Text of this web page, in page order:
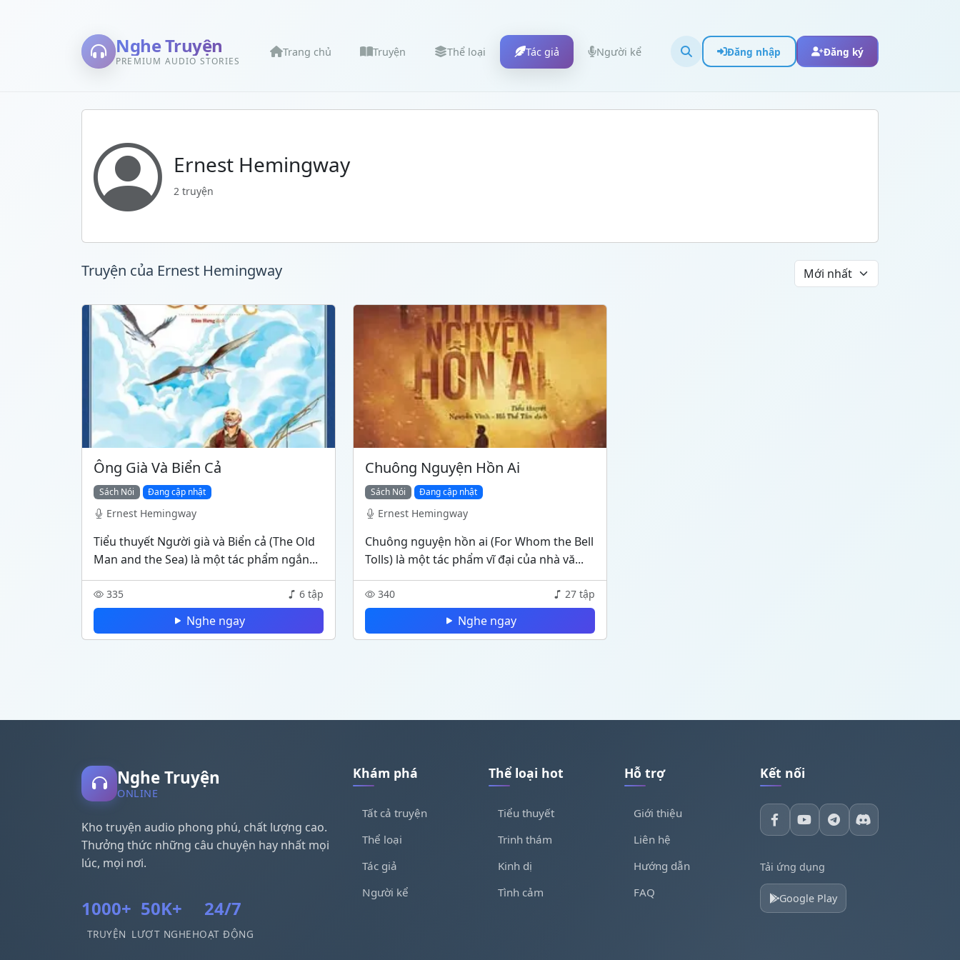
Nghe Truyện
PREMIUM AUDIO STORIES
Trang chủ Truyện Thể loại Tác giả Người kể Đăng nhập Đăng ký
Ernest Hemingway
2 truyện
Truyện của Ernest Hemingway
Ông Già Và Biển Cả
Sách Nói Đang cập nhật
Ernest Hemingway
Tiểu thuyết Người già và Biển cả (The Old
Man and the Sea) là một tác phẩm ngắn...
335 6 tập
Nghe ngay
Chuông Nguyện Hồn Ai
Sách Nói Đang cập nhật
Ernest Hemingway
Chuông nguyện hồn ai (For Whom the Bell
Tolls) là một tác phẩm vĩ đại của nhà vă...
340 27 tập
Nghe ngay
Nghe Truyện
ONLINE
Kho truyện audio phong phú, chất lượng cao.
Thưởng thức những câu chuyện hay nhất mọi
lúc, mọi nơi.
1000+
TRUYỆN
50K+
LƯỢT NGHE
24/7
HOẠT ĐỘNG
Khám phá
Tất cả truyện
Thể loại
Tác giả
Người kể
Thể loại hot
Tiểu thuyết
Trinh thám
Kinh dị
Tình cảm
Hỗ trợ
Giới thiệu
Liên hệ
Hướng dẫn
FAQ
Kết nối
Tải ứng dụng
Google Play